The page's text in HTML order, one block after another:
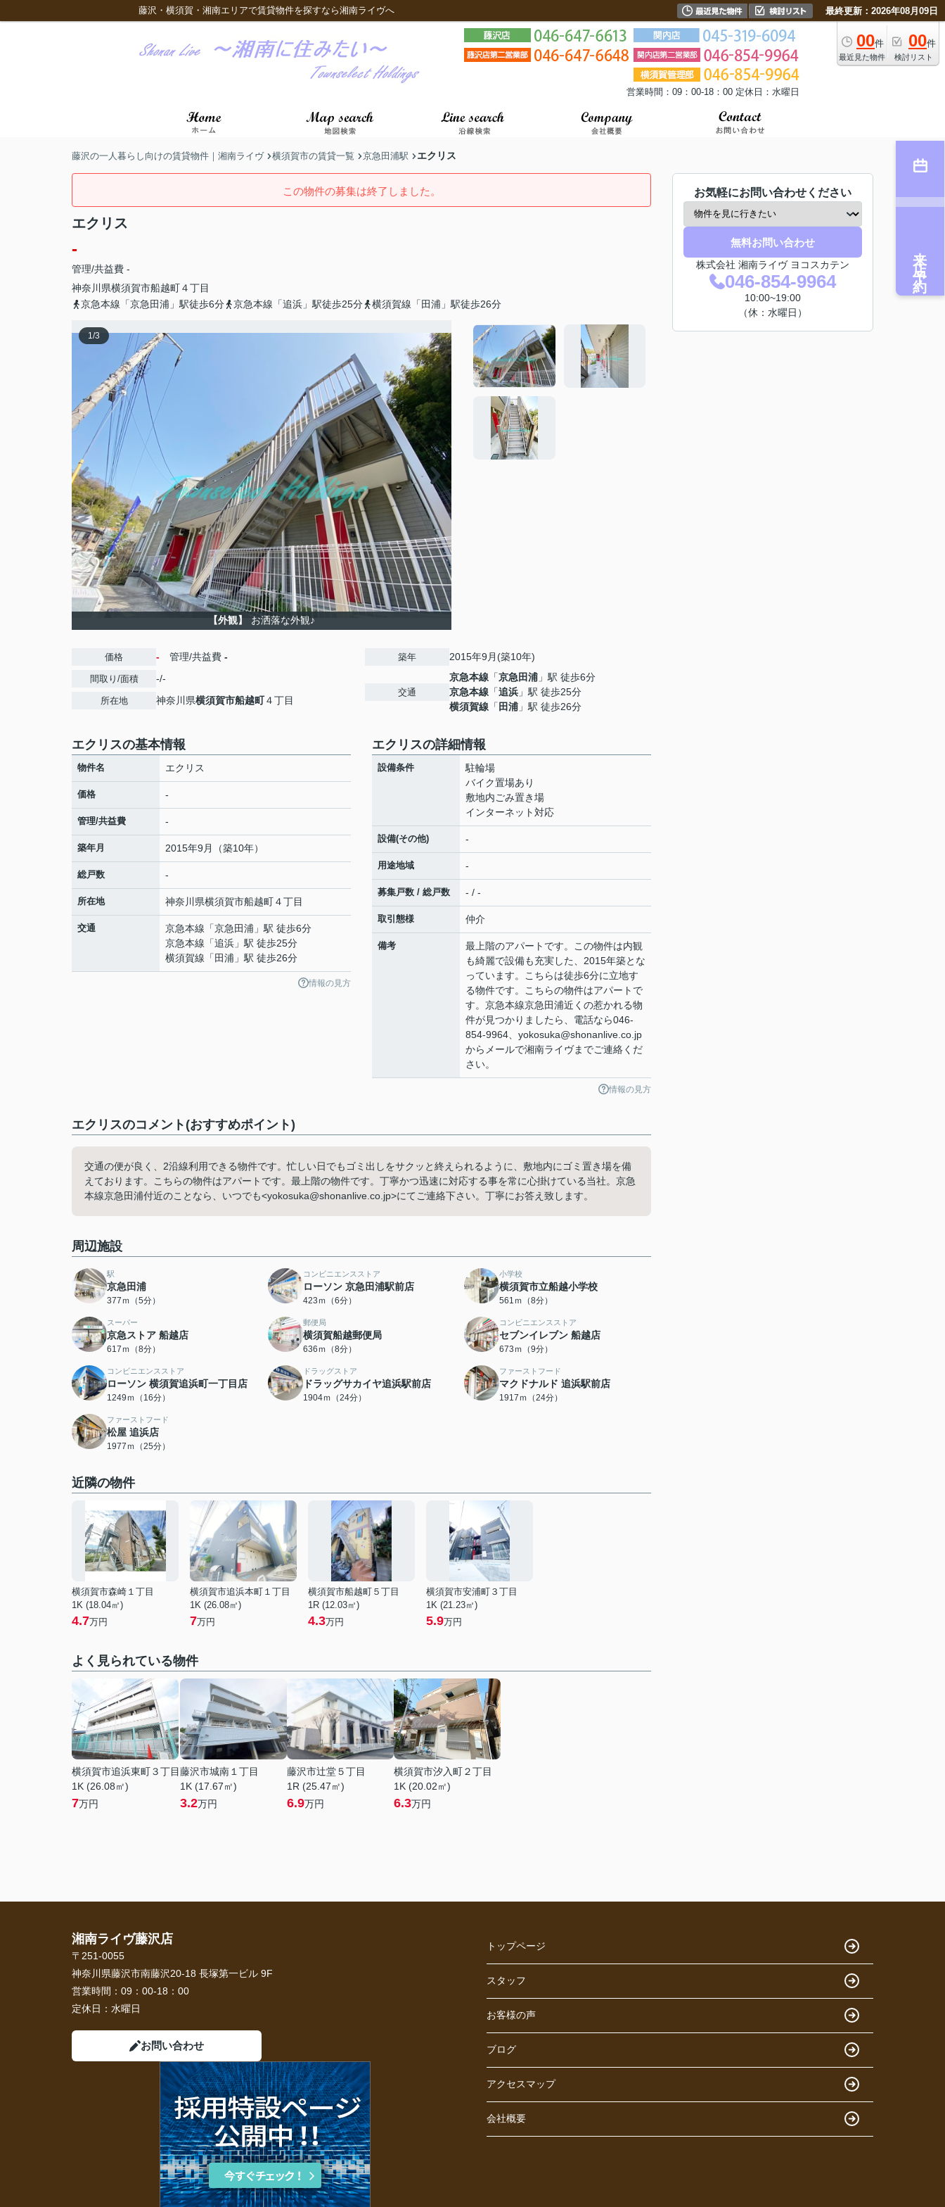
藤沢・横須賀・湘南エリアで賃貸物件を探すなら湘南ライヴへ 最終更新：2026年08月09日
00件
最近見た物件
00件
検討リスト
営業時間：09：00-18：00 定休日：水曜日
藤沢の一人暮らし向けの賃貸物件｜湘南ライヴ 横須賀市の賃貸一覧 京急田浦駅 エクリス
この物件の募集は終了しました。
エクリス
-
管理/共益費 -
神奈川県横須賀市船越町４丁目
京急本線「京急田浦」駅徒歩6分
京急本線「追浜」駅徒歩25分 横須賀線「田浦」駅徒歩26分
1/3
【外観】 お洒落な外観♪
価格 - 管理/共益費 -
間取り/面積 -/-
所在地 神奈川県横須賀市船越町４丁目
築年 2015年9月(築10年)
交通
京急本線 「京急田浦 」駅 徒歩6分
京急本線 「追浜 」駅 徒歩25分
横須賀線 「 田浦 」駅 徒歩26分
エクリスの基本情報
物件名 エクリス
価格 -
管理/共益費 -
築年月 2015年9月（築10年）
総戸数 -
所在地 神奈川県横須賀市船越町４丁目
交通 京急本線 「京急田浦 」駅 徒歩6分
京急本線 「追浜 」駅 徒歩25分
横須賀線 「 田浦 」駅 徒歩26分
情報の見方
エクリスの詳細情報
設備条件
駐輪場
バイク置場あり
敷地内ごみ置き場
インターネット対応
設備(その他) -
用途地域 -
募集戸数 / 総戸数 - / -
取引態様 仲介
備考
最上階のアパートです。この物件は内観
も綺麗で設備も充実した、2015年築とな
っています。こちらは徒歩6分に立地す
る物件です。こちらの物件はアパートで
す。京急本線京急田浦近くの惹かれる物
件が見つかりましたら、電話なら046-
854-9964、yokosuka@shonanlive.co.jp
からメールで湘南ライヴまでご連絡くだ
さい。
情報の見方
エクリスのコメント(おすすめポイント)
交通の便が良く、2沿線利用できる物件です。忙しい日でもゴミ出しをサクッと終えられるように、敷地内にゴミ置き場を備
えております。こちらの物件はアパートです。最上階の物件です。丁寧かつ迅速に対応する事を常に心掛けている当社。京急
本線京急田浦付近のことなら、いつでも<yokosuka@shonanlive.co.jp>にてご連絡下さい。丁寧にお答え致します。
周辺施設
駅
京急田浦
377ｍ（5分）
コンビニエンスストア
ローソン 京急田浦駅前店
423ｍ（6分）
小学校
横須賀市立船越小学校
561ｍ（8分）
スーパー
京急ストア 船越店
617ｍ（8分）
郵便局
横須賀船越郵便局
636ｍ（8分）
コンビニエンスストア
セブンイレブン 船越店
673ｍ（9分）
コンビニエンスストア
ローソン 横須賀追浜町一丁目店
1249ｍ（16分）
ドラッグストア
ドラッグサカイヤ追浜駅前店
1904ｍ（24分）
ファーストフード
マクドナルド 追浜駅前店
1917ｍ（24分）
ファーストフード
松屋 追浜店
1977ｍ（25分）
近隣の物件
横須賀市森崎１丁目
1K (18.04㎡)
4.7万円
横須賀市追浜本町１丁目
1K (26.08㎡)
7万円
横須賀市船越町５丁目
1R (12.03㎡)
4.3万円
横須賀市安浦町３丁目
1K (21.23㎡)
5.9万円
よく見られている物件
横須賀市追浜東町３丁目
1K (26.08㎡)
7万円
藤沢市城南１丁目
1K (17.67㎡)
3.2万円
藤沢市辻堂５丁目
1R (25.47㎡)
6.9万円
横須賀市汐入町２丁目
1K (20.02㎡)
6.3万円
お気軽にお問い合わせください
無料お問い合わせ
株式会社 湘南ライヴ ヨコスカテン
046-854-9964
10:00~19:00
（休：水曜日）
来店予約
湘南ライヴ藤沢店
〒251-0055
神奈川県藤沢市南藤沢20-18 長塚第一ビル 9F
営業時間： 09：00-18：00
定休日： 水曜日
お問い合わせ
トップページ
スタッフ
お客様の声
ブログ
アクセスマップ
会社概要